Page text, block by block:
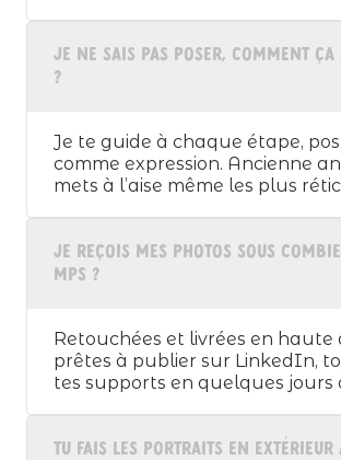
Je ne sais pas poser, comment ça
?
Je te guide à chaque étape,
comme expression. Ancienne
mets à l’aise même les plus
Je reçois mes photos sous
mps ?
Retouchées et livrées en haute
prêtes à publier sur LinkedIn,
tes supports en quelques jours
Tu fais les portraits en extérieur